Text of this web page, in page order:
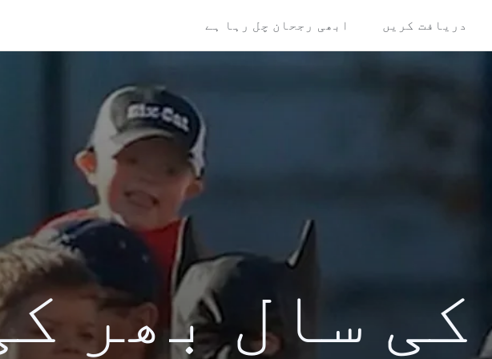
دریافت کریں ابھی رجحان چل رہا ہے
2013 کی سال بھر